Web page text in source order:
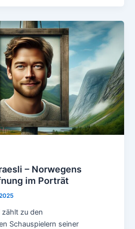
– Norwegens
im Porträt
zählt zu den
Schauspielern seiner